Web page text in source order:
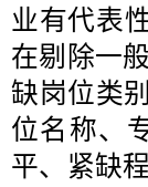
业有代表
在剔除一
缺岗位类
位名称、
平、紧缺